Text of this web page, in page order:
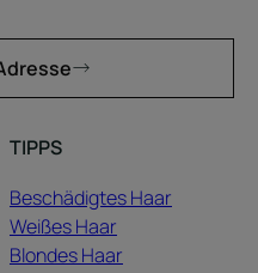
TIPPS
Beschädigtes Haar
Weißes Haar
Blondes Haar